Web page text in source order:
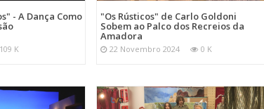
- A Dança Como
109 K
"Os Rústicos" de Carlo Goldoni
Sobem ao Palco dos Recreios da
Amadora
22 Novembro 2024 0 K